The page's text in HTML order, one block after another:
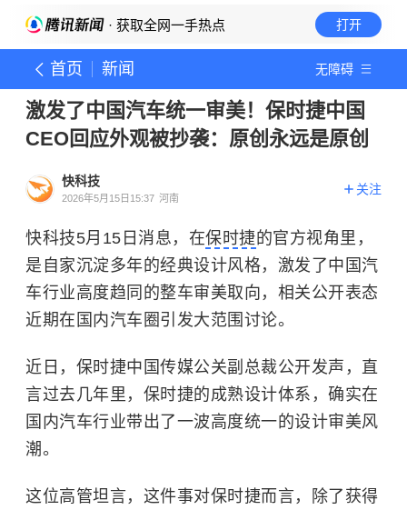
· 获取全网一手热点 打开
首页 新闻 无障碍
激发了中国汽车统一审美！保时捷中国
CEO回应外观被抄袭：原创永远是原创
快科技
2026年5月15日15:37 河南
关注
快科技5月15日消息，在保时捷的官方视角里，
是自家沉淀多年的经典设计风格，激发了中国汽
车行业高度趋同的整车审美取向，相关公开表态
近期在国内汽车圈引发大范围讨论。
近日，保时捷中国传媒公关副总裁公开发声，直
言过去几年里，保时捷的成熟设计体系，确实在
国内汽车行业带出了一波高度统一的设计审美风
潮。
这位高管坦言，这件事对保时捷而言，除了获得